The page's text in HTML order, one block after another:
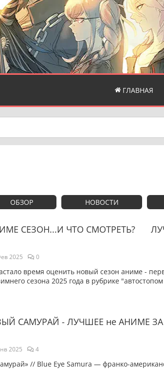
ГЛАВНАЯ
ОБЗОР НОВОСТИ
СЕЗОН...И ЧТО СМОТРЕТЬ? ▪
2025 0
время оценить новый сезон аниме -
сезона 2025 года в рубрике
САМУРАЙ - ЛУЧШЕЕ не АНИМЕ
2025 4
// Blue Eye Samura — франко-